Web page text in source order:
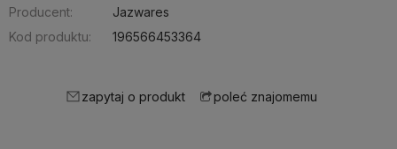
Producent:
Jazwares
Kod produktu:
196566453364
zapytaj o produkt poleć znajomemu